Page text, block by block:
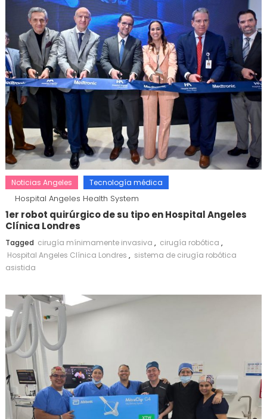
Noticias Angeles Tecnología médica
Hospital Angeles Health System
1er robot quirúrgico de su tipo en Hospital Angeles
Clínica Londres
Tagged cirugía mínimamente invasiva , cirugía robótica ,
Hospital Angeles Clínica Londres , sistema de cirugía robótica
asistida